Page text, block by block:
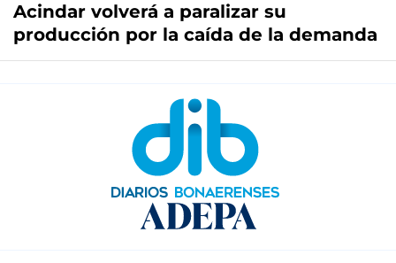
Acindar volverá a paralizar su
producción por la caída de la demanda